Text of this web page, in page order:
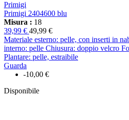
-10,00 €
Disponibile
Primigi
Primigi 2404600 blu
Misura : 18
39,99 € 49,99 €
Materiale esterno: pelle, con inserti in
interno: pelle Chiusura: doppio velcro
Plantare: pelle, estraibile
Guarda